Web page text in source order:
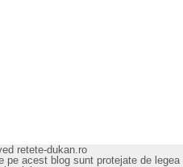
retete-dukan.ro
pe acest blog sunt protejate de legea